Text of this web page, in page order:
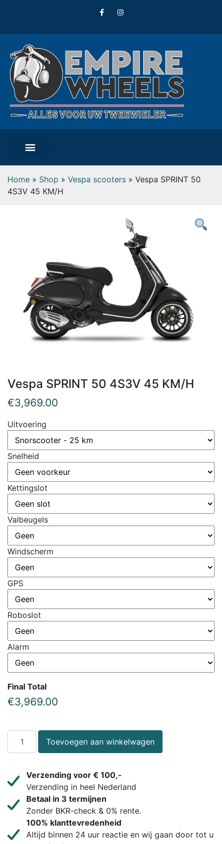
Home » Shop » Vespa scooters » Vespa SPRINT 50
4S3V 45 KM/H
Vespa SPRINT 50 4S3V 45 KM/H
€3,969.00
Uitvoering
Snelheid
Kettingslot
Valbeugels
Windscherm
GPS
Roboslot
Alarm
Final Total
€3,969.00
Toevoegen aan winkelwagen
Verzending voor € 100,-
Verzending in heel Nederland
Betaal in 3 termijnen
Zonder BKR-check & 0% rente.
100% klanttevredenheid
Altijd binnen 24 uur reactie en wij gaan door tot u